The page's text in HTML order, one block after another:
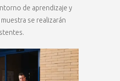
de aprendizaje y
se realizarán